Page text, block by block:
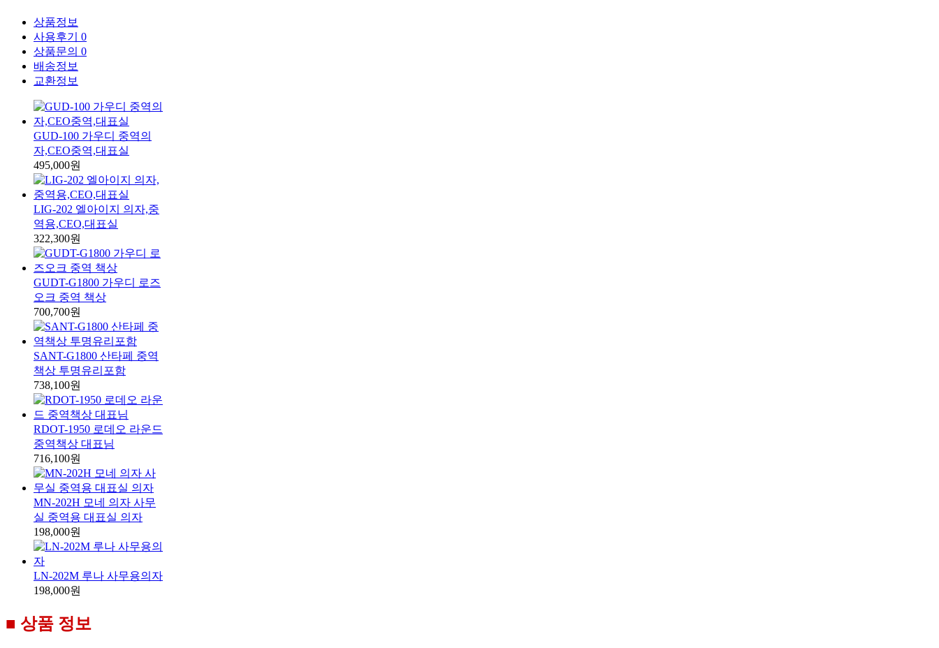
상품정보
사용후기 0
상품문의 0
배송정보
교환정보
GUD-100 가우디 중역의
자,CEO중역,대표실
495,000원
LIG-202 엘아이지 의자,중
역용,CEO,대표실
322,300원
GUDT-G1800 가우디 로즈
오크 중역 책상
700,700원
SANT-G1800 산타페 중역
책상 투명유리포함
738,100원
RDOT-1950 로데오 라운드
중역책상 대표님
716,100원
MN-202H 모네 의자 사무
실 중역용 대표실 의자
198,000원
LN-202M 루나 사무용의자
198,000원
■ 상품 정보